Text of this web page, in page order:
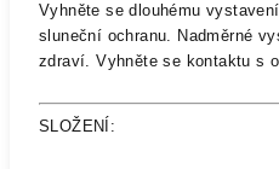
Vyhněte se dlouhému
sluneční ochranu. Nadměrné
zdraví. Vyhněte se kontaktu s
SLOŽENÍ: